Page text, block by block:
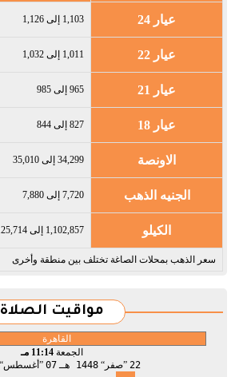
عيار 24 1,103 إلى 1,126
عيار 22 1,011 إلى 1,032
عيار 21 965 إلى 985
عيار 18 827 إلى 844
الاونصة 34,299 إلى 35,010
الجنيه الذهب 7,720 إلى 7,880
الكيلو 1,102,857 إلى 1,125,714
سعر الذهب بمحلات الصاغة تختلف بين منطقة وأخرى
مواقيت الصلاة
الجمعة 11:14 مـ
22
صفر 1448 هـ 07 أغسطس